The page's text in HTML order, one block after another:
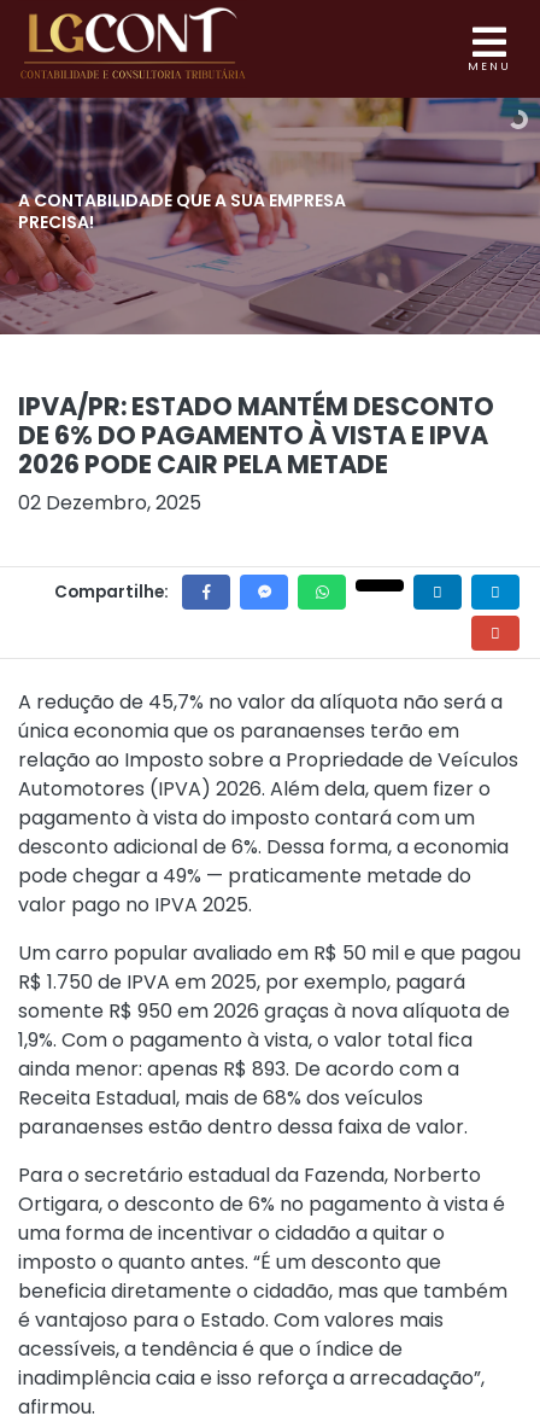
MENU
A CONTABILIDADE QUEA SUA EMPRESA
PRECISA!
IPVA/PR: ESTADO MANTÉM DESCONTO
DE 6% DO PAGAMENTO À VISTA E IPVA
2026 PODE CAIR PELA METADE
02 Dezembro, 2025
Compartilhe:
A redução de 45,7% no valor da alíquota não será a
única economia que os paranaenses terão em
relação ao Imposto sobre a Propriedade de Veículos
Automotores (IPVA) 2026. Além dela, quem fizer o
pagamento à vista do imposto contará com um
desconto adicional de 6%. Dessa forma, a economia
pode chegar a 49% — praticamente metade do
valor pago no IPVA 2025.
Um carro popular avaliado em R$ 50 mil e que pagou
R$ 1.750 de IPVA em 2025, por exemplo, pagará
somente R$ 950 em 2026 graças à nova alíquota de
1,9%. Com o pagamento à vista, o valor total fica
ainda menor: apenas R$ 893. De acordo com a
Receita Estadual, mais de 68% dos veículos
paranaenses estão dentro dessa faixa de valor.
Para o secretário estadual da Fazenda, Norberto
Ortigara, o desconto de 6% no pagamento à vista é
uma forma de incentivar o cidadão a quitar o
imposto o quanto antes. “É um desconto que
beneficia diretamente o cidadão, mas que também
é vantajoso para o Estado. Com valores mais
acessíveis, a tendência é que o índice de
inadimplência caia e isso reforça a arrecadação”,
afirmou.